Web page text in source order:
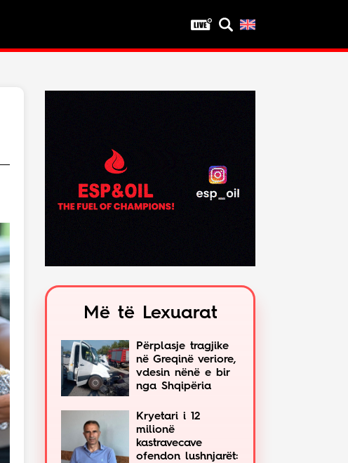
Më të Lexuarat
Përplasje tragjike
në Greqinë veriore,
vdesin nënë e bir
nga Shqipëria
Kryetari i 12
milionë
kastravecave
ofendon lushnjarët: